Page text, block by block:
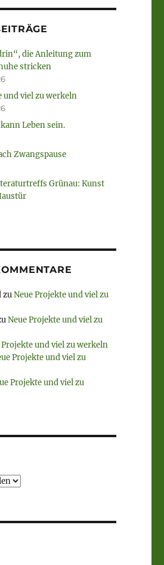
die Anleitung zum
stricken
und viel zu werkeln
Leben sein.
Zwangspause
Grünau: Kunst
zuNeue Projekte und viel zu
Neue Projekte und viel zu
Projekte und viel zu werkeln
Projekte und viel zu
Projekte und viel zu